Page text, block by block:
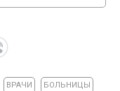
ВРАЧИ БОЛЬНИЦЫ